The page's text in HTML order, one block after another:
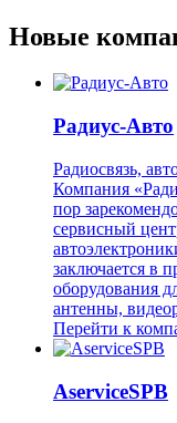
Новые
Радиус-Авто
Радиосвязь,
Компания
пор
сервисный
заключается в
оборудования
антенны,
Перейти к
AserviceSPB